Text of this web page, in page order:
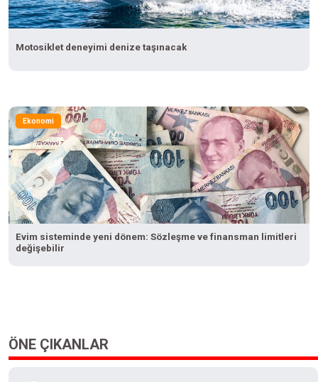
Motosiklet deneyimi denize taşınacak
Ekonomi
Evim sisteminde yeni dönem: Sözleşme ve finansman limitleri
değişebilir
ÖNE ÇIKANLAR